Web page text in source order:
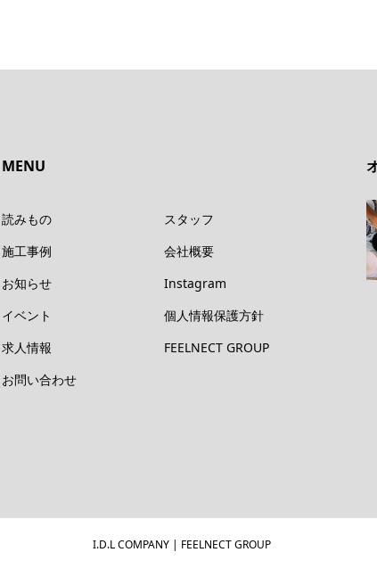
MENU
読みもの
施工事例
お知らせ
イベント
求人情報
お問い合わせ
スタッフ
会社概要
Instagram
個人情報保護方針
FEELNECT GROUP
I.D.L COMPANY | FEELNECT GROUP